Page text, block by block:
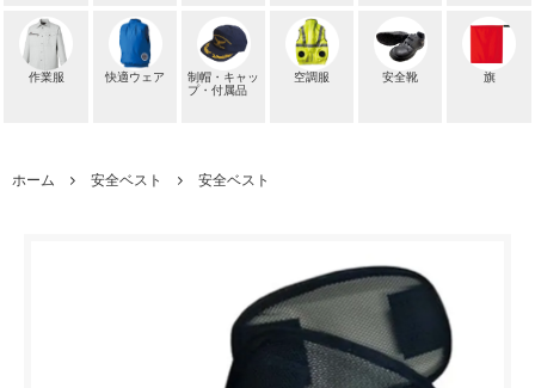
作業服 快適ウェア
制帽・キャッ
プ・付属品
空調服 安全靴 旗
ホーム 安全ベスト 安全ベスト